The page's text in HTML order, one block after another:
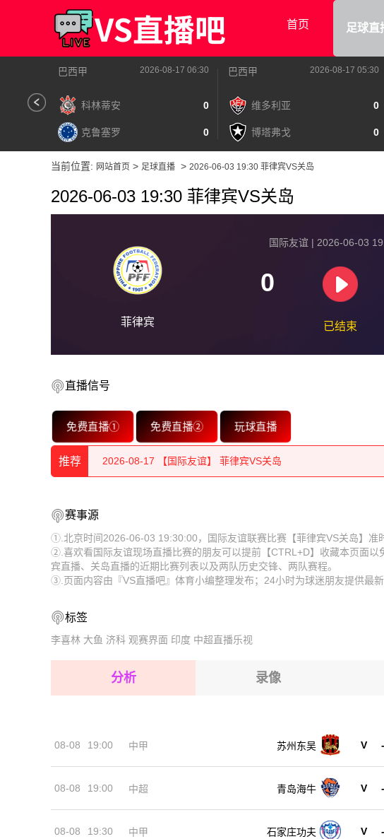
首页 足球直
巴西甲 2026-08-17 06:30
科林蒂安 0
克鲁塞罗 0
巴西甲 2026-08-17 05:30
维多利亚 0
博塔弗戈 0
当前位置: 网站首页 > 足球直播 > 2026-06-03 19:30 菲律宾VS关岛
2026-06-03 19:30 菲律宾VS关岛
菲律宾
国际友谊 | 2026-06-03
0
已结束
直播信号
免费直播① 免费直播② 玩球直播
推荐
2026-08-17 【国际友谊】 菲律宾VS关岛
2026-08-17 【国际友谊】 菲律宾VS关岛
2026-08-17 【国际友谊】 菲律宾VS关岛
2026-08-17 【国际友谊】 菲律宾VS关岛
2026-08-17 【国际友谊】 菲律宾VS关岛
2026-08-17 【国际友谊】 菲律宾VS关岛
2026-08-17 【国际友谊】 菲律宾VS关岛
2026-08-17 【国际友谊】 菲律宾VS关岛
2026-08-17 【国际友谊】 菲律宾VS关岛
2026-08-17 【国际友谊】 菲律宾VS关岛
赛事源
①.北京时间2026-06-03 19:30:00，国际友谊联赛比赛【菲律宾VS关岛】准
②.喜欢看国际友谊现场直播比赛的朋友可以提前【CTRL+D】收藏本页面
宾直播、关岛直播的近期比赛列表以及两队历史交锋、两队赛程。
③.页面内容由『VS直播吧』体育小编整理发布；24小时为球迷朋友提供最
标签
李喜林 大鱼 济科 观赛界面 印度 中超直播乐视
分析 录像
08-08 19:00 中甲 苏州东吴 V -
08-08 19:00 中超 青岛海牛 V -
08-08 19:30 中甲 石家庄功夫 V -